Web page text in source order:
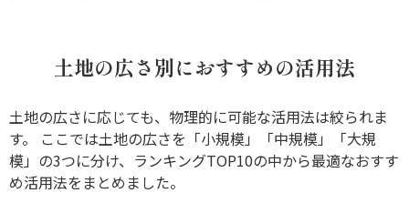
土地の広さ別におすすめの活用法
土地の広さに応じても、物理的に可能な活用法は絞られま
す。 ここでは土地の広さを「小規模」「中規模」「大規
模」の3つに分け、ランキングTOP10の中から最適なおすす
め活用法をまとめました。